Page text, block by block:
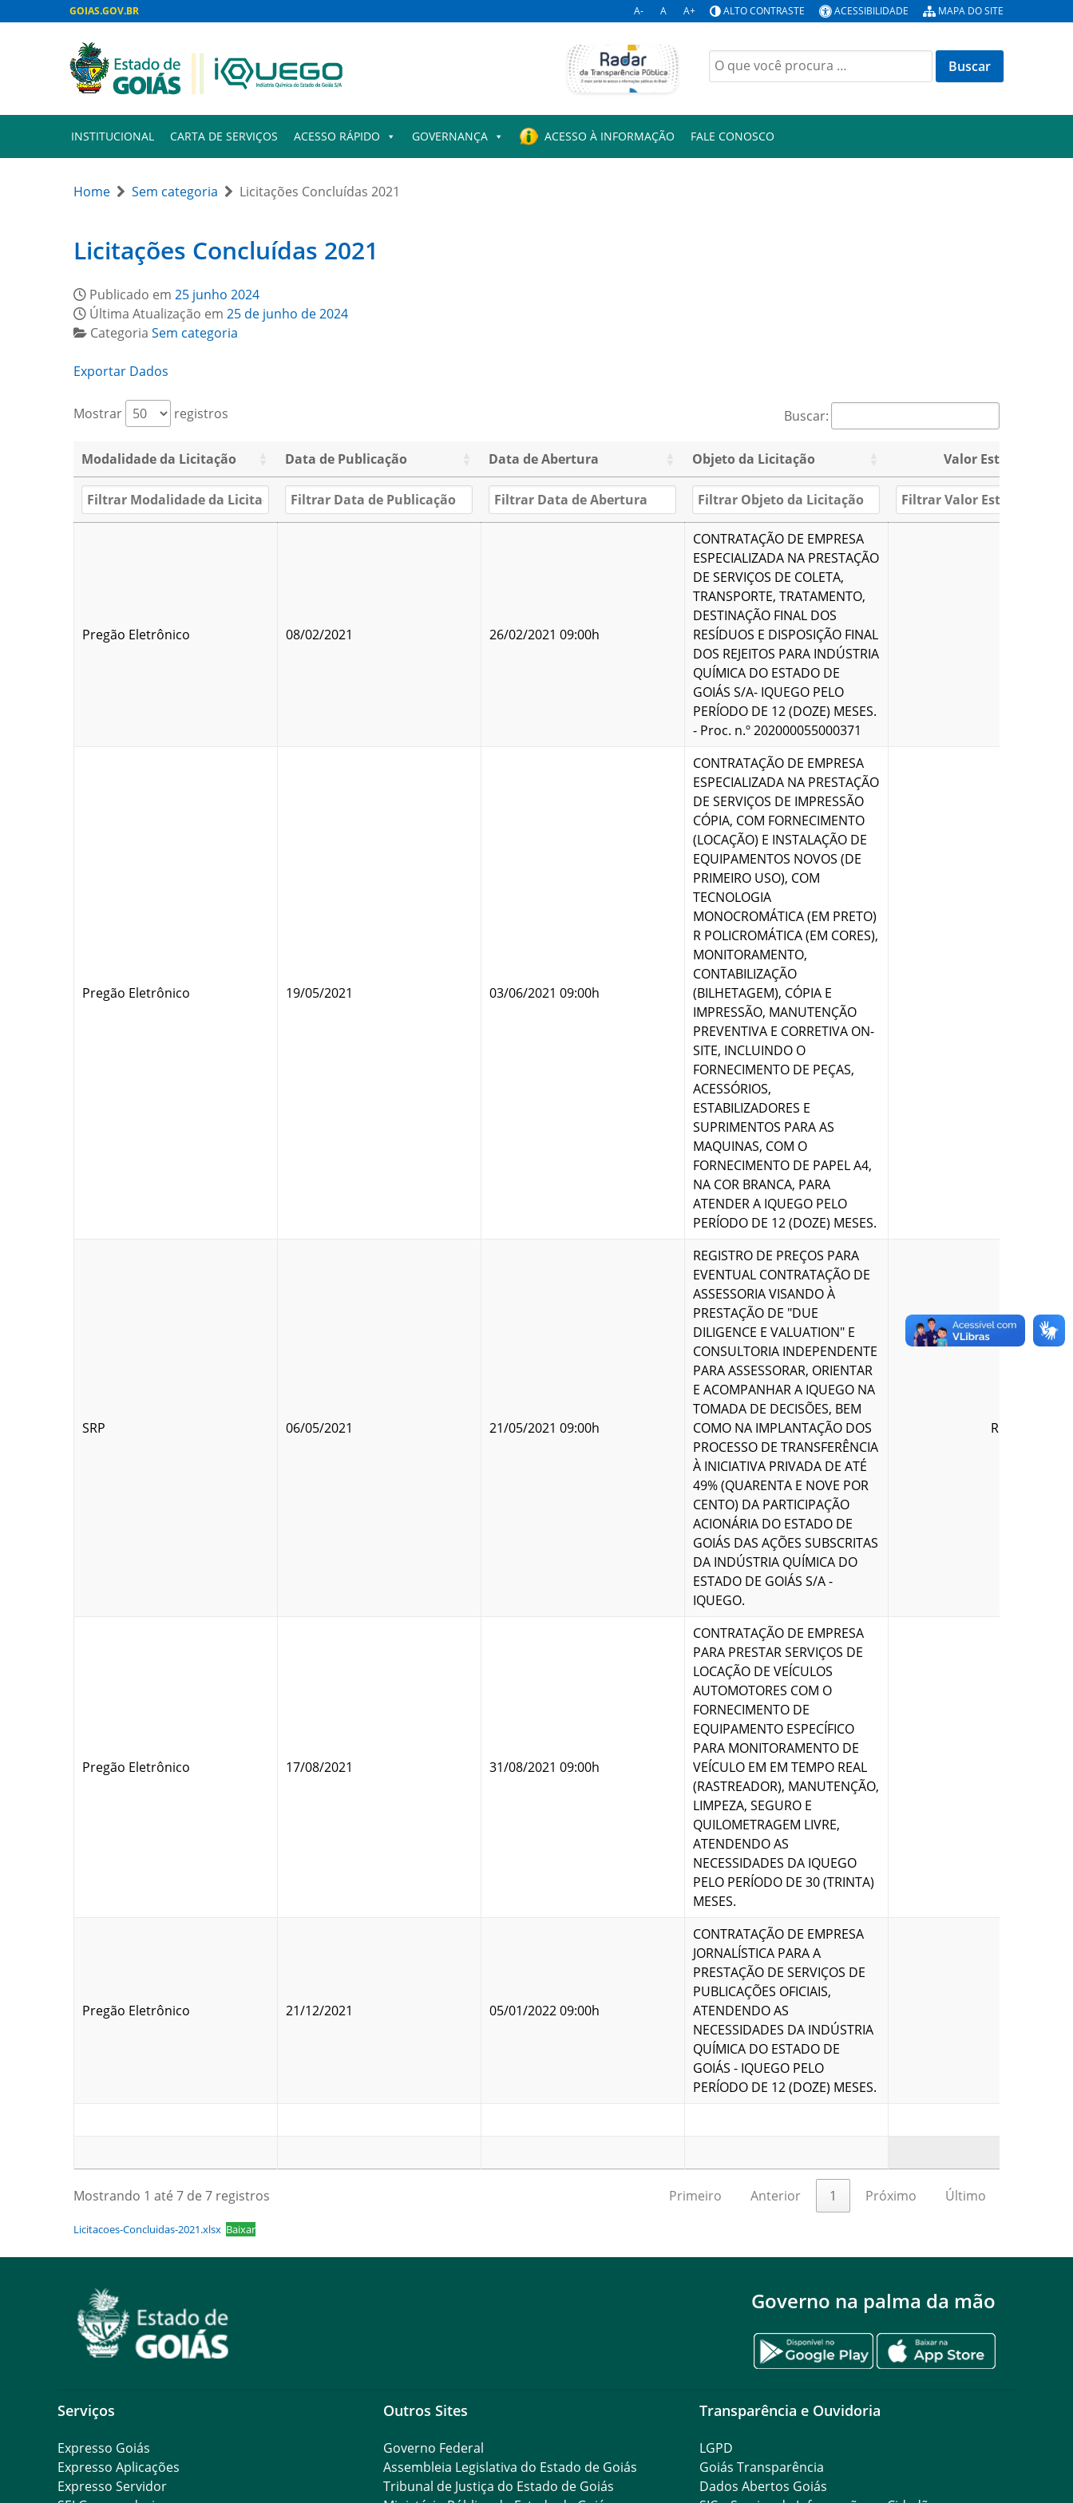
GOIAS.GOV.BR A- A A+ ALTO CONTRASTE ACESSIBILIDADE MAPA DO SITE
Buscar
por:
INSTITUCIONAL CARTA DE SERVIÇOS ACESSO RÁPIDO GOVERNANÇA ACESSO À INFORMAÇÃO FALE CONOSCO
Home Sem categoria Licitações Concluídas 2021
Licitações Concluídas 2021
Publicado em 25 junho 2024
Última Atualização em 25 de junho de 2024
Categoria Sem categoria
Exportar Dados
Mostrar registros Buscar:
Modalidade da Licitação Data de Publicação Data de Abertura Objeto da Licitação Valor Estimado (R$)
Pregão Eletrônico 08/02/2021 26/02/2021 09:00h
CONTRATAÇÃO DE EMPRESA
ESPECIALIZADA NA PRESTAÇÃO
DE SERVIÇOS DE COLETA,
TRANSPORTE, TRATAMENTO,
DESTINAÇÃO FINAL DOS
RESÍDUOS E DISPOSIÇÃO FINAL
DOS REJEITOS PARA INDÚSTRIA
QUÍMICA DO ESTADO DE
GOIÁS S/A- IQUEGO PELO
PERÍODO DE 12 (DOZE) MESES.
- Proc. n.º 202000055000371
Pregão Eletrônico 19/05/2021 03/06/2021 09:00h
CONTRATAÇÃO DE EMPRESA
ESPECIALIZADA NA PRESTAÇÃO
DE SERVIÇOS DE IMPRESSÃO
CÓPIA, COM FORNECIMENTO
(LOCAÇÃO) E INSTALAÇÃO DE
EQUIPAMENTOS NOVOS (DE
PRIMEIRO USO), COM
TECNOLOGIA
MONOCROMÁTICA (EM PRETO)
R POLICROMÁTICA (EM CORES),
MONITORAMENTO,
CONTABILIZAÇÃO
(BILHETAGEM), CÓPIA E
IMPRESSÃO, MANUTENÇÃO
PREVENTIVA E CORRETIVA ON-
SITE, INCLUINDO O
FORNECIMENTO DE PEÇAS,
ACESSÓRIOS,
ESTABILIZADORES E
SUPRIMENTOS PARA AS
MAQUINAS, COM O
FORNECIMENTO DE PAPEL A4,
NA COR BRANCA, PARA
ATENDER A IQUEGO PELO
PERÍODO DE 12 (DOZE) MESES.
SRP 06/05/2021 21/05/2021 09:00h
REGISTRO DE PREÇOS PARA
EVENTUAL CONTRATAÇÃO DE
ASSESSORIA VISANDO À
PRESTAÇÃO DE "DUE
DILIGENCE E VALUATION" E
CONSULTORIA INDEPENDENTE
PARA ASSESSORAR, ORIENTAR
E ACOMPANHAR A IQUEGO NA
TOMADA DE DECISÕES, BEM
COMO NA IMPLANTAÇÃO DOS
PROCESSO DE TRANSFERÊNCIA
À INICIATIVA PRIVADA DE ATÉ
49% (QUARENTA E NOVE POR
CENTO) DA PARTICIPAÇÃO
ACIONÁRIA DO ESTADO DE
GOIÁS DAS AÇÕES SUBSCRITAS
DA INDÚSTRIA QUÍMICA DO
ESTADO DE GOIÁS S/A -
IQUEGO.
R$
Pregão Eletrônico 17/08/2021 31/08/2021 09:00h
CONTRATAÇÃO DE EMPRESA
PARA PRESTAR SERVIÇOS DE
LOCAÇÃO DE VEÍCULOS
AUTOMOTORES COM O
FORNECIMENTO DE
EQUIPAMENTO ESPECÍFICO
PARA MONITORAMENTO DE
VEÍCULO EM EM TEMPO REAL
(RASTREADOR), MANUTENÇÃO,
LIMPEZA, SEGURO E
QUILOMETRAGEM LIVRE,
ATENDENDO AS
NECESSIDADES DA IQUEGO
PELO PERÍODO DE 30 (TRINTA)
MESES.​
Pregão Eletrônico 21/12/2021 05/01/2022 09:00h
CONTRATAÇÃO DE EMPRESA
JORNALÍSTICA PARA A
PRESTAÇÃO DE SERVIÇOS DE
PUBLICAÇÕES OFICIAIS,
ATENDENDO AS
NECESSIDADES DA INDÚSTRIA
QUÍMICA DO ESTADO DE
GOIÁS - IQUEGO PELO
PERÍODO DE 12 (DOZE) MESES.
Mostrando 1 até 7 de 7 registros Primeiro Anterior 1 Próximo Último
Licitacoes-Concluidas-2021.xlsx Baixar
Governo na palma da mão
Serviços
Expresso Goiás
Expresso Aplicações
Expresso Servidor
Outros Sites
Governo Federal
Assembleia Legislativa do Estado de Goiás
Tribunal de Justiça do Estado de Goiás
Transparência e Ouvidoria
LGPD
Goiás Transparência
Dados Abertos Goiás